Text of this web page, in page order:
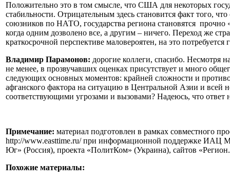
Положительно это в том смысле, что США для некоторых
стабильности. Отрицательным здесь становится факт того,
союзников по НАТО, государства региона становятся
когда одним дозволено все, а другим – ничего. Переход же
краткосрочной перспективе маловероятен, на это потребуется
Владимир Парамонов: дорогие коллеги, спасибо. Несмотря
не менее, в прозвучавших оценках присутствует и много
следующих основных моментов: крайней сложности и
афганского фактора на ситуацию в Центральной Азии и всей
соответствующими угрозами и вызовами? Надеюсь, что
Примечание: материал подготовлен в рамках совместного
http://www.easttime.ru/ при информационной поддержке ИАЦ
Юг» (Россия), проекта «ПолитКом» (Украина), сайтов
Похожие материалы: